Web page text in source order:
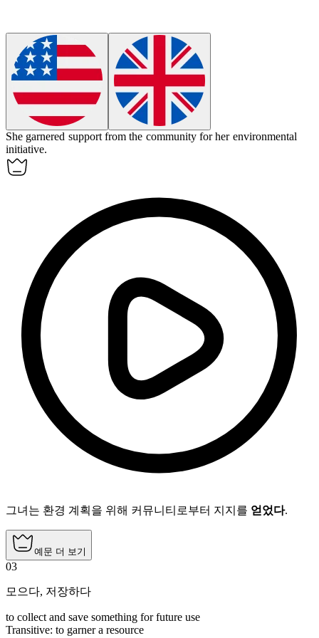
She garnered support from the community for her environmental
initiative.
그녀는 환경 계획을 위해 커뮤니티로부터 지지를 얻었다.
예문 더 보기
03
모으다, 저장하다
to collect and save something for future use
Transitive: to garnera resource